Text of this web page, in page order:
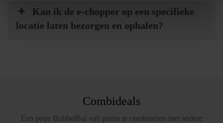
Kan ik de e-chopper op een specifieke
locatie laten bezorgen en ophalen?
Combideals
Een potje BubbelBal valt prima te combineren met andere